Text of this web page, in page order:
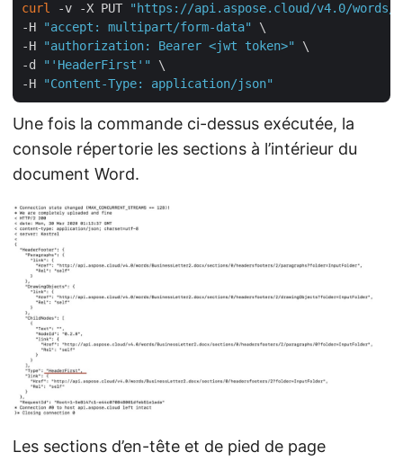
curl -v -X PUT
"https://api.aspose.cloud/v4.0/words/
-H
"accept: multipart/form-data"
\
-H
"authorization: Bearer <jwt token>"
\
-d
"'HeaderFirst'"
\
-H
"Content-Type: application/json"
Une fois la commande ci-dessus exécutée, la
console répertorie les sections à l’intérieur du
document Word.
Les sections d’en-tête et de pied de page